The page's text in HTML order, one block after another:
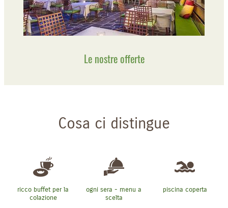
Le nostre offerte
Cosa ci distingue
ricco buffet per la
colazione
ogni sera - menu a
scelta
piscina coperta